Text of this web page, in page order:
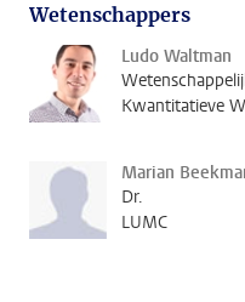
Wetenschappers
Ludo Waltman
Kwantitatieve
Marian
Dr.
LUMC